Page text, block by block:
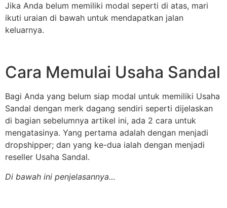
Jika Anda belum memiliki modal seperti di atas, mari
ikuti uraian di bawah untuk mendapatkan jalan
keluarnya.
Cara Memulai Usaha Sandal
Bagi Anda yang belum siap modal untuk memiliki Usaha
Sandal dengan merk dagang sendiri seperti dijelaskan
di bagian sebelumnya artikel ini, ada 2 cara untuk
mengatasinya. Yang pertama adalah dengan menjadi
dropshipper; dan yang ke-dua ialah dengan menjadi
reseller Usaha Sandal.
Di bawah ini penjelasannya…